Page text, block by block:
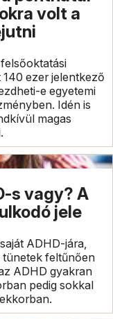
volt a
ezer jelentkező
e egyetemi
Idén is
magas
s vagy? A
jele
ADHD-jára,
tünetek feltűnően
ADHD gyakran
pedig sokkal